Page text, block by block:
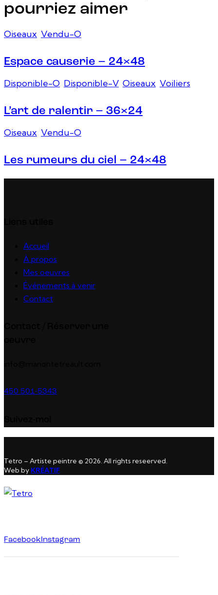
pourriez aimer
Oiseaux Vendu-O
Espace causerie – 24×48
Disponible-O Disponible-V Oiseaux Voiliers
L’art de ralentir – 36×24
Oiseaux Vendu-O
Les rumeurs du ciel – 24×48
Accueil
À propos
Mes oeuvres
Événements à venir
Contact
450 501-5343
Tetro – Artiste peintre © 2026. All rights reseerved.
Web by KRÉATIF
FacebookInstagram